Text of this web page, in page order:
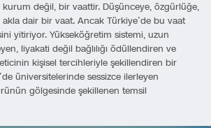
kurum değil, bir vaattir. Düşünceye, özgürlüğe,
dair bir vaat. Ancak Türkiye’de bu vaat
yitiriyor. Yükseköğretim sistemi, uzun
liyakati değil bağlılığı ödüllendiren ve
kişisel tercihleriyle şekillendiren bir
üniversitelerinde sessizce ilerleyen
gölgesinde şekillenen temsil